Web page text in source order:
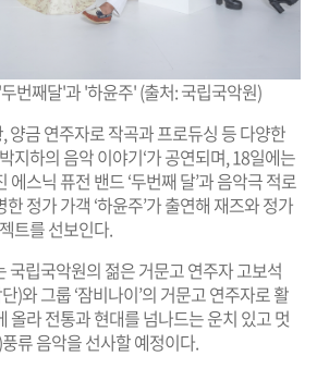
번째달'과 '하윤주' (출처: 국립국악원)
양금 연주자로 작곡과 프로듀싱 등 다양한
지하의 음악 이야기‘가 공연되며, 18일에는
에스닉 퓨전 밴드 ‘두번째 달’과 음악극 적로
정가 가객 ‘하윤주’가 출연해 재즈와 정가
트를 선보인다.
국립국악원의 젊은 거문고 연주자 고보석
)와 그룹 ‘잠비나이’의 거문고 연주자로 활
올라 전통과 현대를 넘나드는 운치 있고 멋
류 음악을 선사할 예정이다.